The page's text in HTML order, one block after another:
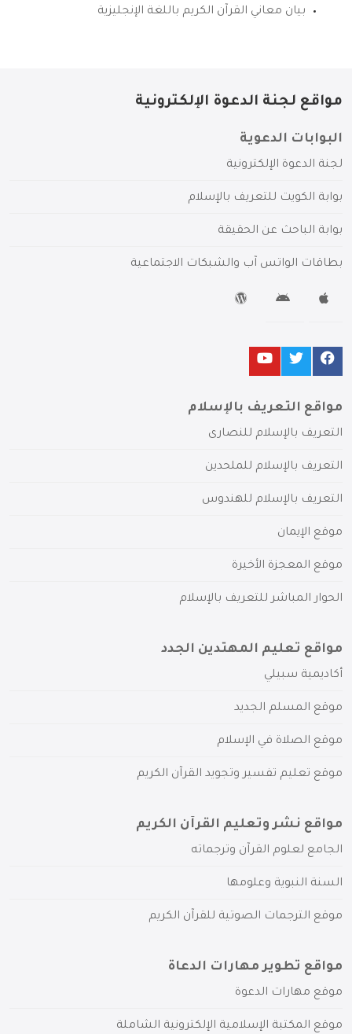
بيان معاني القرآن الكريم باللغة الإنجليزية
مواقع لجنة الدعوة الإلكترونية
البوابات الدعوية
لجنة الدعوة الإلكترونية
بوابة الكويت للتعريف بالإسلام
بوابة الباحث عن الحقيقة
بطاقات الواتس آب والشبكات الاجتماعية
مواقع التعريف بالإسلام
التعريف بالإسلام للنصارى
التعريف بالإسلام للملحدين
التعريف بالإسلام للهندوس
موقع الإيمان
موقع المعجزة الأخيرة
الحوار المباشر للتعريف بالإسلام
مواقع تعليم المهتدين الجدد
أكاديمية سبيلي
موقع المسلم الجديد
موقع الصلاة في الإسلام
موقع تعليم تفسير وتجويد القرآن الكريم
مواقع نشر وتعليم القرآن الكريم
الجامع لعلوم القرآن وترجماته
السنة النبوية وعلومها
موقع الترجمات الصوتية للقرآن الكريم
مواقع تطوير مهارات الدعاة
موقع مهارات الدعوة
موقع المكتبة الإسلامية الإلكترونية الشاملة